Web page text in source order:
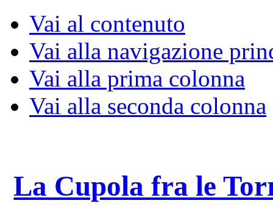
Vai al contenuto
Vai alla navigazione
Vai alla prima colonna
Vai alla seconda colonna
La Cupola fra le